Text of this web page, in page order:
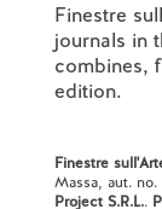
Finestre
journals in
combines,
edition.
Finestre
Massa, aut.
Project S.R.L..